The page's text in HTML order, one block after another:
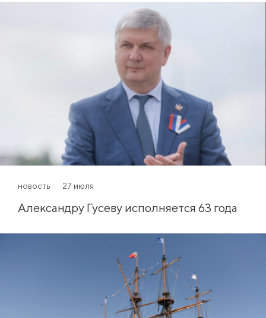
новость 27 июля
Александру Гусеву исполняется 63 года